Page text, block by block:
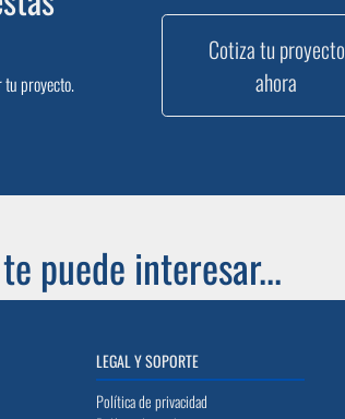
tu proyecto.
Cotiza tu proyecto
ahora
puede interesar...
LEGAL Y SOPORTE
Política de privacidad